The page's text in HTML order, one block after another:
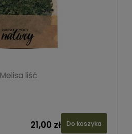
Melisa liść
21,00 zł Do koszyka